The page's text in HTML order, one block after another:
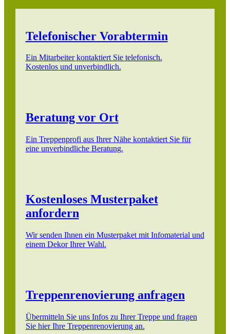
Telefonischer Vorabtermin
Ein Mitarbeiter kontaktiert Sie telefonisch.
Kostenlos und unverbindlich.
Beratung vor Ort
Ein Treppenprofi aus Ihrer Nähe kontaktiert Sie für
eine unverbindliche Beratung.
Kostenloses Musterpaket
anfordern
Wir senden Ihnen ein Musterpaket mit Infomaterial und
einem Dekor Ihrer Wahl.
Treppenrenovierung anfragen
Übermitteln Sie uns Infos zu Ihrer Treppe und fragen
Sie hier Ihre Treppenrenovierung an.